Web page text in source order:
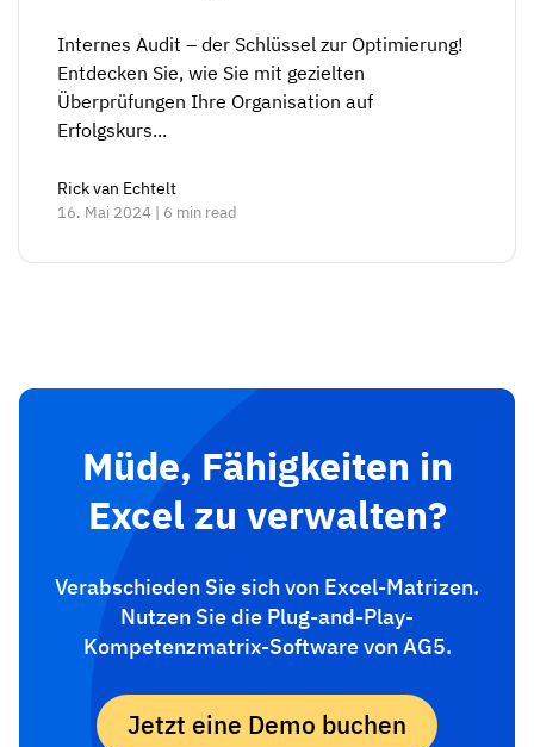
Internes Audit – der Schlüssel zur Optimierung!
Entdecken Sie, wie Sie mit gezielten
Überprüfungen Ihre Organisation auf
Erfolgskurs...
Rick van Echtelt
16. Mai 2024 | 6 min read
Müde, Fähigkeiten in
Excel zu verwalten?
Verabschieden Sie sich von Excel-Matrizen.
Nutzen Sie die Plug-and-Play-
Kompetenzmatrix-Software von AG5.
Jetzt eine Demo buchen